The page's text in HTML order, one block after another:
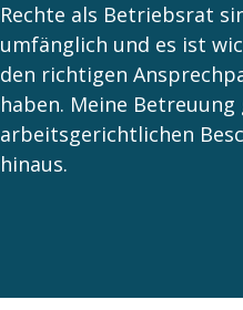
Rechte als Betriebsrat
umfänglich und es ist
den richtigen
haben. Meine
arbeitsgerichtlichen
hinaus.